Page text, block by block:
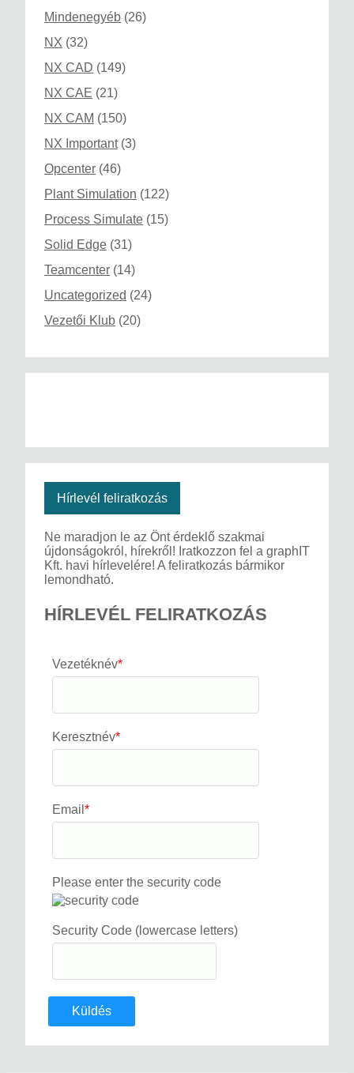
Mindenegyéb (26)
NX (32)
NX CAD (149)
NX CAE (21)
NX CAM (150)
NX Important(3)
Opcenter (46)
Plant Simulation (122)
Process Simulate (15)
Solid Edge (31)
Teamcenter (14)
Uncategorized (24)
Vezetői Klub (20)
Hírlevél feliratkozás
Ne maradjon le az Önt érdeklő szakmai
újdonságokról, hírekről! Iratkozzon fel a graphIT
Kft. havi hírlevelére! A feliratkozás bármikor
lemondható.
HÍRLEVÉL FELIRATKOZÁS
Vezetéknév*
Keresztnév*
Email *
Please enter the security code
Security Code (lowercase letters)
Küldés